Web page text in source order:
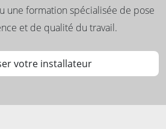
une formation spécialisée de pose
et de qualité du travail.
votre installateur